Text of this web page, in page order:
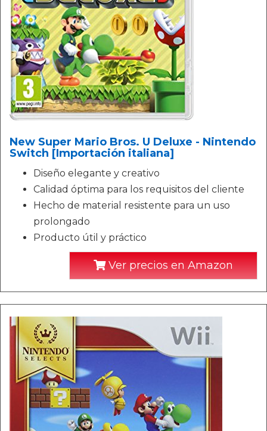
New Super Mario Bros. U Deluxe - Nintendo
Switch [Importación italiana]
Diseño elegante y creativo
Calidad óptima para los requisitos del cliente
Hecho de material resistente para un uso
prolongado
Producto útil y práctico
Ver precios en Amazon